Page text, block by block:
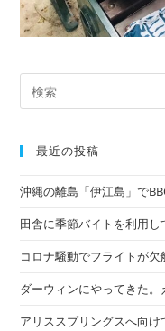
最近の投稿
沖縄の離島「伊江島」で
田舎に季節バイトを利用
コロナ騒動でフライトが
ダーウィンにやってきた。
アリススプリングスへ向